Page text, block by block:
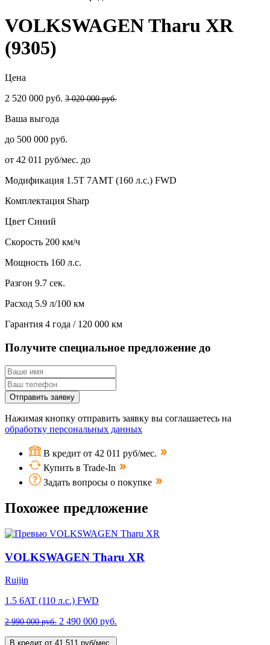
VOLKSWAGEN Tharu XR
(9305)
Цена
2 520 000 руб. 3 020 000 руб.
Ваша выгода
до 500 000 руб.
от 42 011 руб/мес. до
Модификация 1.5T 7AMT (160 л.с.) FWD
Комплектация Sharp
Цвет Синий
Скорость 200 км/ч
Мощность 160 л.с.
Разгон 9.7 сек.
Расход 5.9 л/100 км
Гарантия 4 года / 120 000 км
Получите специальное предложение до
Отправить заявку
Нажимая кнопку отправить заявку вы соглашаетесь на
обработку персональных данных
В кредит от 42 011 руб/мес.
Купить в Trade-In
Задать вопросы о покупке
Похожее предложение
VOLKSWAGEN Tharu XR
Ruijin
1.5 6AT (110 л.с.) FWD
2 990 000 руб. 2 490 000 руб.
В кредит от 41 511 руб/мес.